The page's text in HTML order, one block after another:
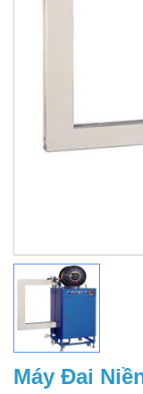
Máy Đai